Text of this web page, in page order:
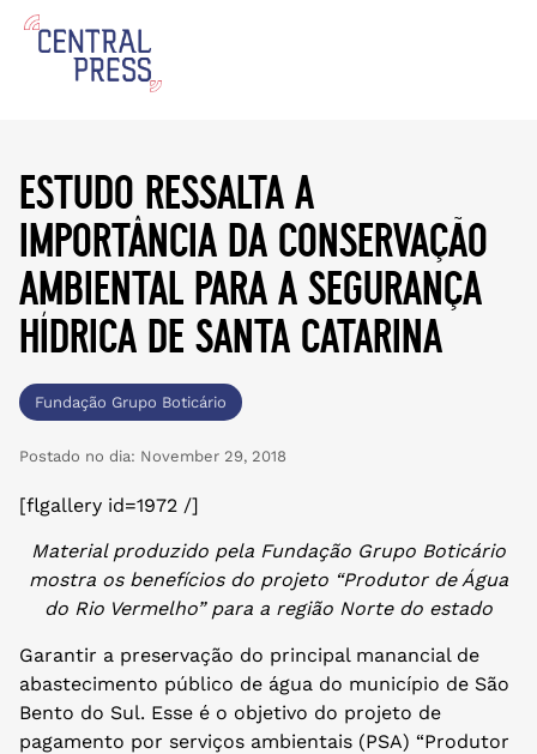
estudo ressalta a
importância da conservação
ambiental para a segurança
hídrica de santa catarina
Fundação Grupo Boticário
Postado no dia: November 29, 2018
[flgallery id=1972 /]
Material produzido pela Fundação Grupo Boticário
mostra os benefícios do projeto “Produtor de Água
do Rio Vermelho” para a região Norte do estado
Garantir a preservação do principal manancial de
abastecimento público de água do município de São
Bento do Sul. Esse é o objetivo do projeto de
pagamento por serviços ambientais (PSA) “Produtor